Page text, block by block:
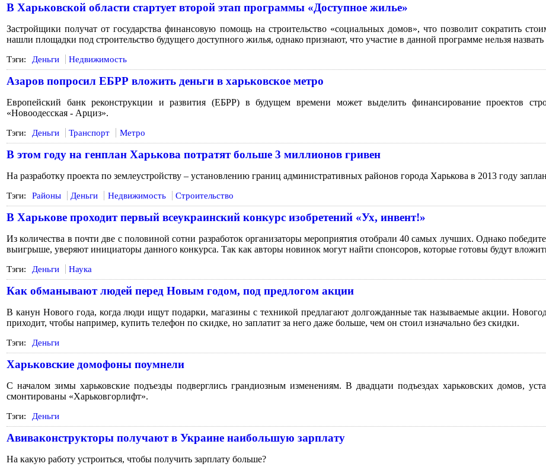
В Харьковской области стартует второй этап программы «Доступное жилье»
Застройщики получат от государства финансовую помощь на строительство «социальных домов», что позволит сократить
нашли площадки под строительство будущего доступного жилья, однако признают, что участие в данной программе нельзя
Тэги: Деньги Недвижимость
Азаров попросил ЕБРР вложить деньги в харьковское метро
Европейский банк реконструкции и развития (ЕБРР) в будущем времени может выделить финансирование проектов
«Новоодесская - Арциз».
Тэги: Деньги Транспорт Метро
В этом году на генплан Харькова потратят больше 3 миллионов гривен
На разработку проекта по землеустройству – установлению границ административных районов города Харькова в 2013 году
Тэги: Районы Деньги Недвижимость Строительство
В Харькове проходит первый всеукраинский конкурс изобретений «Ух, инвент!»
Из количества в почти две с половиной сотни разработок организаторы мероприятия отобрали 40 самых лучших. Однако
выигрыше, уверяют инициаторы данного конкурса. Так как авторы новинок могут найти спонсоров, которые готовы будут
Тэги: Деньги Наука
Как обманывают людей перед Новым годом, под предлогом акции
В канун Нового года, когда люди ищут подарки, магазины с техникой предлагают долгожданные так называемые акции.
приходит, чтобы например, купить телефон по скидке, но заплатит за него даже больше, чем он стоил изначально без скидки.
Тэги: Деньги
Харьковские домофоны поумнели
С началом зимы харьковские подъезды подверглись грандиозным изменениям. В двадцати подъездах харьковских домов,
смонтированы «Харьковгорлифт».
Тэги: Деньги
Авиваконструкторы получают в Украине наибольшую зарплату
На какую работу устроиться, чтобы получить зарплату больше?